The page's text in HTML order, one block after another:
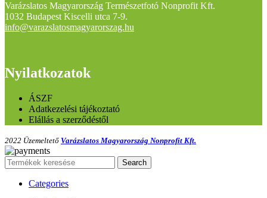
Varázslatos Magyarország Természetfotó Nonprofit Kft.
1032 Budapest Kiscelli utca 7-9.
info@varazslatosmagyarorszag.hu
Nyilatkozatok
ÁSZF
Adatkezelési tájékoztató
Elállás a szerződéstől
2022 Üzemeltető Varázslatos Magyarország Nonprofit Kft.
Search
Categories